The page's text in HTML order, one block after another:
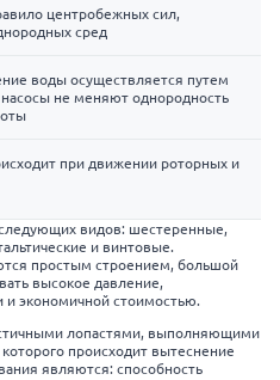
центробежных сил,
сред
воды осуществляется путем
не меняют однородность
при движении роторных и
видов: шестеренные,
и винтовые.
простым строением, большой
высокое давление,
и экономичной стоимостью.
лопастями, выполняющими
происходит вытеснение
являются: способность